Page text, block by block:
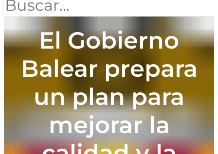
El Gobierno
Balear prepara
un plan para
mejorar la